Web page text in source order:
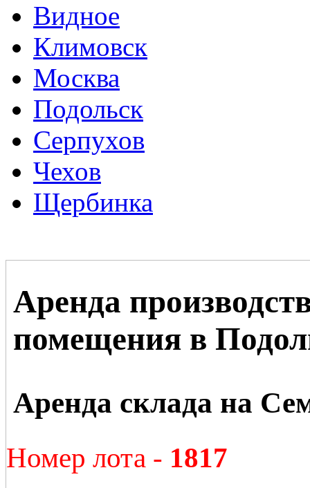
Видное
Климовск
Москва
Подольск
Серпухов
Чехов
Щербинка
Аренда
помещения в
Аренда склада на
Номер лота - 1817